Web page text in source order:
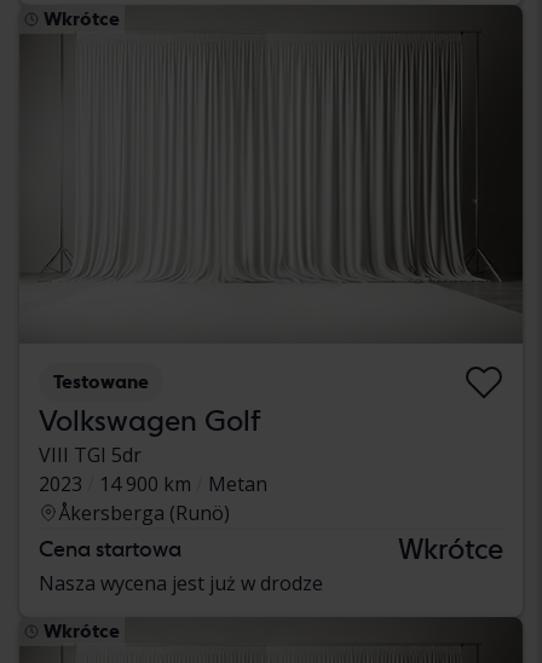
Wkrótce
Testowane
Volkswagen Golf
VIII TGI 5dr
2023
14 900 km
Metan
Åkersberga (Runö)
Cena startowa Wkrótce
Nasza wycena jest już w drodze
Wkrótce